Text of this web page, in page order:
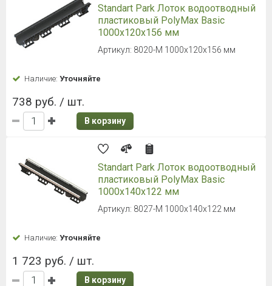
Standart Park Лоток водоотводный
пластиковый PolyMax Basic
1000х120х156 мм
Артикул: 8020-М 1000х120х156 мм
Наличие: Уточняйте
738 руб. / шт.
В корзину
Standart Park Лоток водоотводный
пластиковый PolyMax Basic
1000х140х122 мм
Артикул: 8027-М 1000х140х122 мм
Наличие: Уточняйте
1 723 руб. / шт.
В корзину